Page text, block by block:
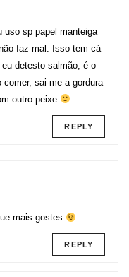
uso sp papel manteiga
faz mal. Isso tem cá
detesto salmão, é o
sai-me a gordura
outro peixe
REPLY
mais gostes
REPLY